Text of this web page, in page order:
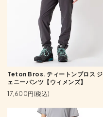
Teton Bros. ティートンブロス ジ
ェニーパンツ【ウィメンズ】
17,600円(税込)